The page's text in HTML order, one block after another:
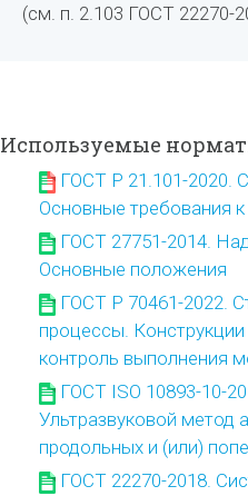
(см. п. 2.103 ГОСТ 22270-
Используемые
ГОСТ Р 21.101-2020.
Основные требования
ГОСТ 27751-2014.
Основные положения
ГОСТ Р 70461-2022.
процессы.
контроль выполнения
ГОСТ ISO 10893-10-
Ультразвуковой метод
продольных и (или)
ГОСТ 22270-2018.